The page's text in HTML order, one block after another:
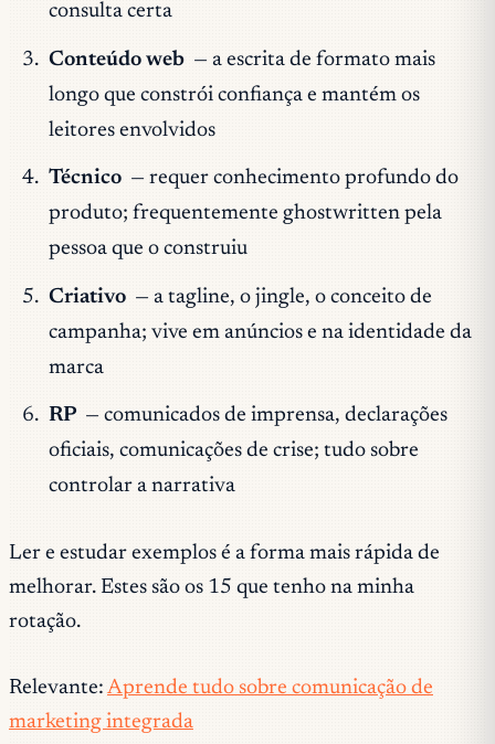
consulta certa
Conteúdo web — a escrita de formato mais
longo que constrói confiança e mantém os
leitores envolvidos
Técnico — requer conhecimento profundo do
produto; frequentemente ghostwritten pela
pessoa que o construiu
Criativo — a tagline, o jingle, o conceito de
campanha; vive em anúncios e na identidade da
marca
RP — comunicados de imprensa, declarações
oficiais, comunicações de crise; tudo sobre
controlar a narrativa
Ler e estudar exemplos é a forma mais rápida de
melhorar. Estes são os 15 que tenho na minha
rotação.
Relevante: Aprende tudo sobre comunicação de
marketing integrada